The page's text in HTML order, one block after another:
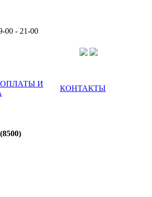
00 - 21-00
И
КОНТАКТЫ